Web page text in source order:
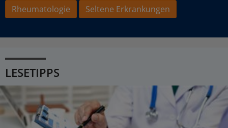
Rheumatologie
Seltene Erkrankungen
LESETIPPS